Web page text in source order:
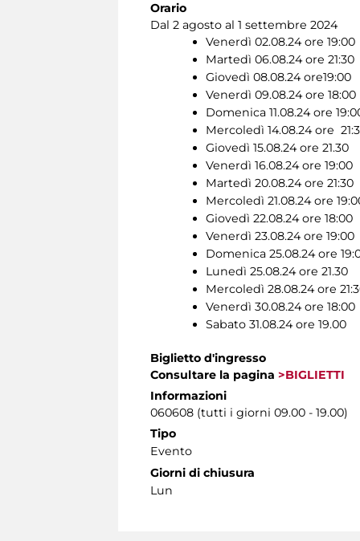
Orario
Dal 2 agosto al 1 settembre 2024
Venerdì 02.08.24 ore 19:00
Martedì 06.08.24 ore 21:30
Giovedì 08.08.24 ore19:00
Venerdì 09.08.24 ore 18:00
Domenica 11.08.24 ore
Mercoledì 14.08.24 ore
Giovedì 15.08.24 ore 21.30
Venerdì 16.08.24 ore 19:00
Martedì 20.08.24 ore 21:30
Mercoledì 21.08.24 ore
Giovedì 22.08.24 ore 18:00
Venerdì 23.08.24 ore 19:00
Domenica 25.08.24 ore
Lunedì 25.08.24 ore 21.30
Mercoledì 28.08.24 ore
Venerdì 30.08.24 ore 18:00
Sabato 31.08.24 ore 19.00
Biglietto d'ingresso
Consultare la pagina >BIGLIETTI
Informazioni
060608 (tutti i giorni 09.00 - 19.00)
Tipo
Evento
Giorni di chiusura
Lun